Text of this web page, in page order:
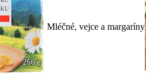
Mléčné, vejce a margaríny